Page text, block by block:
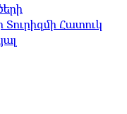
Հատուկ